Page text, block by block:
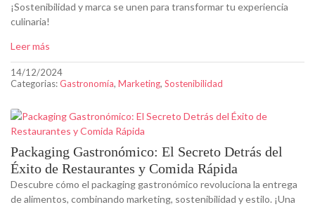
¡Sostenibilidad y marca se unen para transformar tu experiencia
culinaria!
Leer más
14/12/2024
Categorias:Gastronomía, Marketing, Sostenibilidad
Packaging Gastronómico: El Secreto Detrás del
Éxito de Restaurantes y Comida Rápida
Descubre cómo el packaging gastronómico revoluciona la entrega
de alimentos, combinando marketing, sostenibilidad y estilo. ¡Una